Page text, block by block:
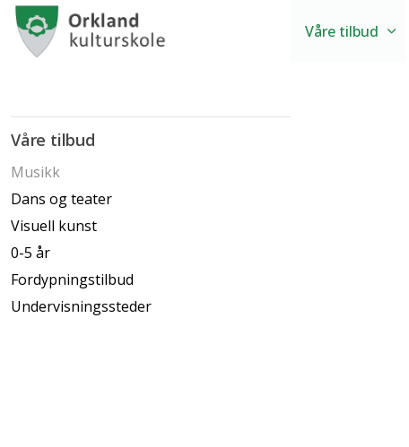
Våre tilbud
Våre tilbud
Musikk
Dans og teater
Visuell kunst
0-5 år
Fordypningstilbud
Undervisningssteder